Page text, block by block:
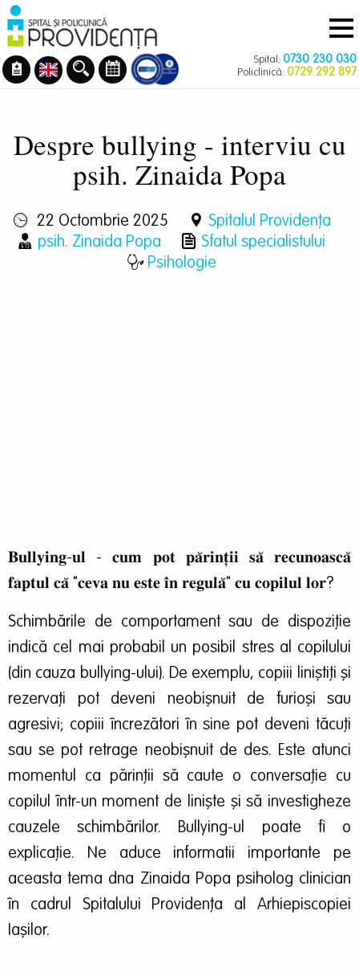
Mergi
la
conţinutul
principal
Navigare
principală
Spital: 0730 230 030
Policlinică: 0729 292 897
Despre bullying - interviu cu
psih. Zinaida Popa
22 Octombrie 2025
Spitalul Providența
psih. Zinaida Popa
Sfatul specialistului
Psihologie
𝐁𝐮𝐥𝐥𝐲𝐢𝐧𝐠-𝐮𝐥 - 𝐜𝐮𝐦 𝐩𝐨𝐭 𝐩𝐚̆𝐫𝐢𝐧𝐭̦𝐢𝐢 𝐬𝐚̆ 𝐫𝐞𝐜𝐮𝐧𝐨𝐚𝐬𝐜𝐚̆
𝐟𝐚𝐩𝐭𝐮𝐥 𝐜𝐚̆ "𝐜𝐞𝐯𝐚 𝐧𝐮 𝐞𝐬𝐭𝐞 𝐢̂𝐧 𝐫𝐞𝐠𝐮𝐥𝐚̆" 𝐜𝐮 𝐜𝐨𝐩𝐢𝐥𝐮𝐥 𝐥𝐨𝐫?
Schimbările de comportament sau de dispoziție
indică cel mai probabil un posibil stres al copilului
(din cauza bullying-ului). De exemplu, copiii liniștiți și
rezervați pot deveni neobișnuit de furioși sau
agresivi; copiii încrezători în sine pot deveni tăcuți
sau se pot retrage neobișnuit de des. Este atunci
momentul ca părinții să caute o conversație cu
copilul într-un moment de liniște și să investigheze
cauzele schimbărilor. Bullying-ul poate fi o
explicație. Ne aduce informatii importante pe
aceasta tema dna Zinaida Popa psiholog clinician
în cadrul Spitalului Providența al Arhiepiscopiei
Iașilor.